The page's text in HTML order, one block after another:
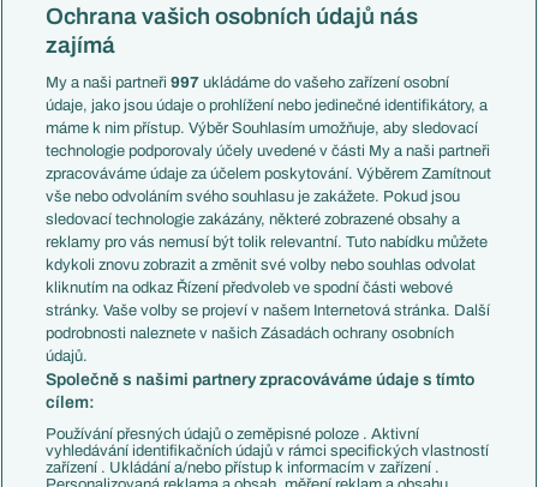
Mistrovství světa
Liga národů
Témata
Představení týmů MS
EuroSkauting
PL v kostce
Evropské koeficienty
Přestupy
Přestupové spekulace
Zranění
Kluby
Arsenal FC
Chelsea FC
Manchester United
AC Milán
Juventus FC
Bayern Mnichov
FC Barcelona
Česko
Francie
Itálie
Německo
Španělsko
Argentina
Brazílie
Přestupy
Zápasy
Livescore
Tipovací soutěž
Ochrana vašich osobních údajů nás
zajímá
My a naši partneři997 ukládáme do vašeho zařízení osobní
údaje, jako jsou údaje o prohlížení nebo jedinečné identifikátory, a
máme k nim přístup. Výběr Souhlasím umožňuje, aby sledovací
technologie podporovaly účely uvedené v části My a naši partneři
zpracováváme údaje za účelem poskytování. Výběrem Zamítnout
vše nebo odvoláním svého souhlasu je zakážete. Pokud jsou
sledovací technologie zakázány, některé zobrazené obsahy a
reklamy pro vás nemusí být tolik relevantní. Tuto nabídku můžete
kdykoli znovu zobrazit a změnit své volby nebo souhlas odvolat
kliknutím na odkaz Řízení předvoleb ve spodní části webové
stránky. Vaše volby se projeví v našem Internetová stránka. Další
podrobnosti naleznete v našich Zásadách ochrany osobních
údajů.
Společně s našimi partnery zpracováváme údaje s tímto
cílem:
Používání přesných údajů o zeměpisné poloze . Aktivní
vyhledávání identifikačních údajů v rámci specifických vlastností
zařízení . Ukládání a/nebo přístup k informacím v zařízení .